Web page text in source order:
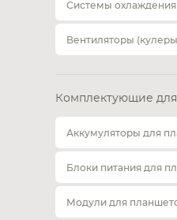
Системы охлаждения
Вентиляторы
Комплектующие для
Аккумуляторы для
Блоки питания для
Модули для